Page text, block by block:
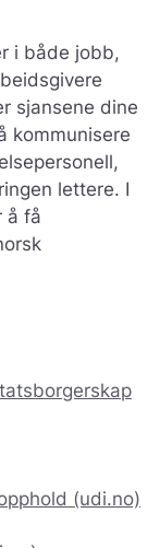
i både jobb,
sjansene dine
kommunisere
lettere. I
å få
(udi.no)